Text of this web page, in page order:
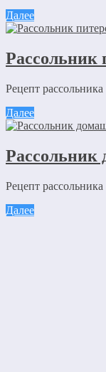
Далее
Рассольник
Рецепт
Далее
Рецепт
Далее